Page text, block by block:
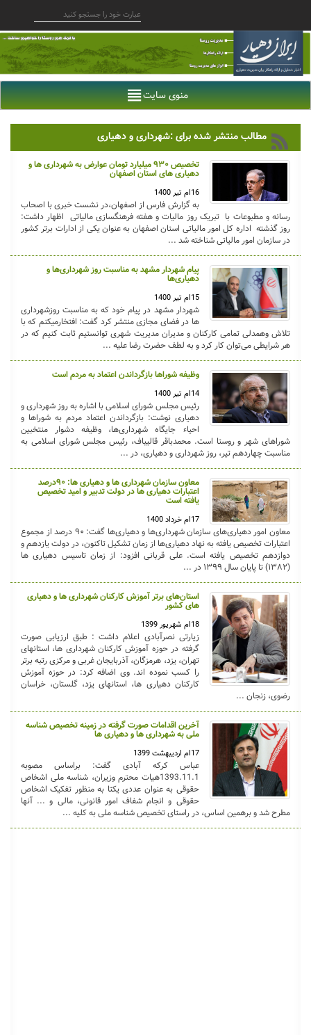
منوی سایت
مطالب منتشر شده برای :شهرداری و دهیاری
تخصیص ۹۳۰ میلیارد تومان عوارض به شهرداری ها و
دهیاری های استان اصفهان
16ام تیر 1400
به گزارش فارس از اصفهان،در نشست خبری با اصحاب
رسانه و مطبوعات با تبریک روز مالیات و هفته فرهنگسازی مالیاتی اظهار داشت:
روز گذشته اداره کل امور مالیاتی استان اصفهان به عنوان یکی از ادارات برتر کشور
در سازمان امور مالیاتی شناخته شد ...
پیام شهردار مشهد به مناسبت روز شهرداری‌ها و
دهیاری‌ها
15ام تیر 1400
شهردار مشهد در پیام خود که به مناسبت روزشهرداری
ها در فضای مجازی منتشر کرد گفت: افتخارمیکنم که با
تلاش وهمدلی تمامی کارکنان و مدیران مدیریت شهری توانستیم ثابت کنیم که در
هر شرایطی می‌توان کار کرد و به لطف حضرت رضا علیه ...
وظیفه شوراها بازگرداندن اعتماد به مردم است
14ام تیر 1400
رئیس مجلس شورای اسلامی با اشاره به روز شهرداری و
دهیاری نوشت: بازگرداندن اعتماد مردم به شوراها و
احیاء جایگاه شهرداری‌ها، وظیفه دشوار منتخبین
شوراهای شهر و روستا است. محمدباقر قالیباف، رئیس مجلس شورای اسلامی به
مناسبت چهاردهم تیر، روز شهرداری و دهیاری، در ...
معاون سازمان شهرداری ها و دهیاری ها: ۹۰درصد
اعتبارات دهیاری ها در دولت تدبیر و امید تخصیص
یافته است
17ام خرداد 1400
معاون امور دهیاری‌های سازمان شهرداری‌ها و دهیاری‌ها گفت: ۹۰ درصد از مجموع
اعتبارات تخصیص یافته به نهاد دهیاری‌ها از زمان تشکیل تاکنون، در دولت یازدهم و
دوازدهم تخصیص یافته است. علی قربانی افزود: از زمان تاسیس دهیاری ها
(۱۳۸۲) تا پایان سال ۱۳۹۹ در ...
استان‌های برتر آموزش کارکنان شهرداری ها و دهیاری
های کشور
18ام شهریور 1399
زیارتی نصرآبادی اعلام داشت : طبق ارزیابی صورت
گرفته در حوزه آموزش کارکنان شهرداری ها، استانهای
تهران، یزد، هرمزگان، آذربایجان غربی و مرکزی رتبه برتر
را کسب نموده اند. وی اضافه کرد: در حوزه آموزش
کارکنان دهیاری ها، استانهای یزد، گلستان، خراسان
رضوی، زنجان ...
آخرین اقدامات صورت گرفته در زمینه تخصیص شناسه
ملی به شهرداری ها و دهیاری ها
17ام اردیبهشت 1399
عباس کرکه آبادی گفت: براساس مصوبه
1393.11.1هیات محترم وزیران، شناسه ملی اشخاص
حقوقی به عنوان عددی یکتا به منظور تفکیک اشخاص
حقوقی و انجام شفاف امور قانونی، مالی و ... آنها
مطرح شد و برهمین اساس، در راستای تخصیص شناسه ملی به کلیه ...